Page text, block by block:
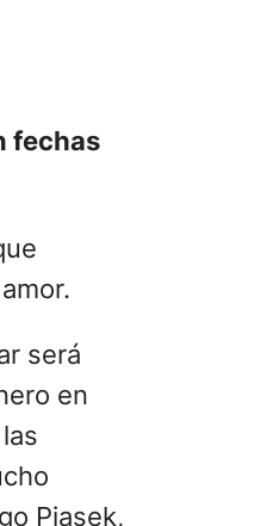
fechas
será
en
Piasek,